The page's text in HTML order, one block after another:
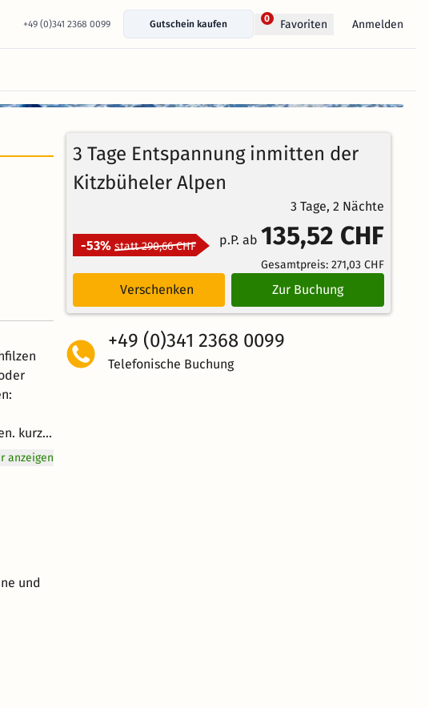
+49 (0)341 2368 0099 Gutschein kaufen
0 Favoriten Anmelden
100%
Weiterempfehlung
Bewertungen
4.8
kurz-
anzeigen
und
3 Tage Entspannung inmitten der
Kitzbüheler Alpen
3 Tage, 2 Nächte
-53% statt 290,66 CHF p.P. ab 135,52 CHF
Gesamtpreis: 271,03 CHF
Verschenken Zur Buchung
+49 (0)341 2368 0099
Telefonische Buchung